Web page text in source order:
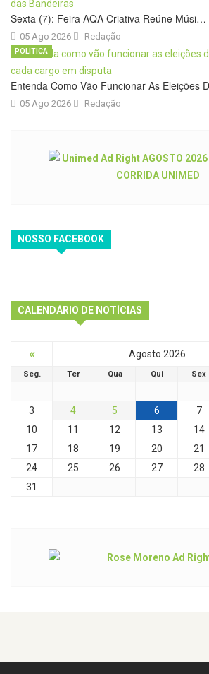
Sexta (7): Feira AQA Criativa Reúne Músi…
05 Ago 2026 Redação
Entenda Como Vão Funcionar As Eleições
05 Ago 2026
POLÍTICA
Redação
NOSSO FACEBOOK
CALENDÁRIO DE NOTÍCIAS
« Agosto 2026
Seg. Ter Qua Qui Sex
3
4 5 6 7
10
11 12 13 14
17
18 19 20 21
24
25 26 27 28
31